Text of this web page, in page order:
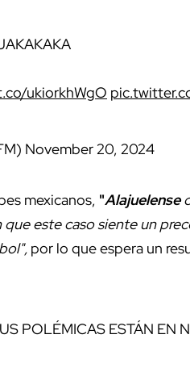
ukiorkhWgO
November 20, 2024
mexicanos, "Alajuelense
este caso siente un
por lo que espera un
POLÉMICAS ESTÁN EN